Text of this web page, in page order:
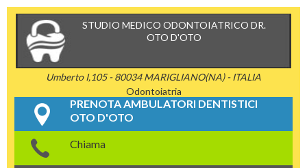
STUDIO MEDICO ODONTOIATRICO DR.
OTO D'OTO
Umberto I,105 - 80034 MARIGLIANO(NA) - ITALIA
Odontoiatria
PRENOTA AMBULATORI DENTISTICI
OTO D'OTO
Chiama